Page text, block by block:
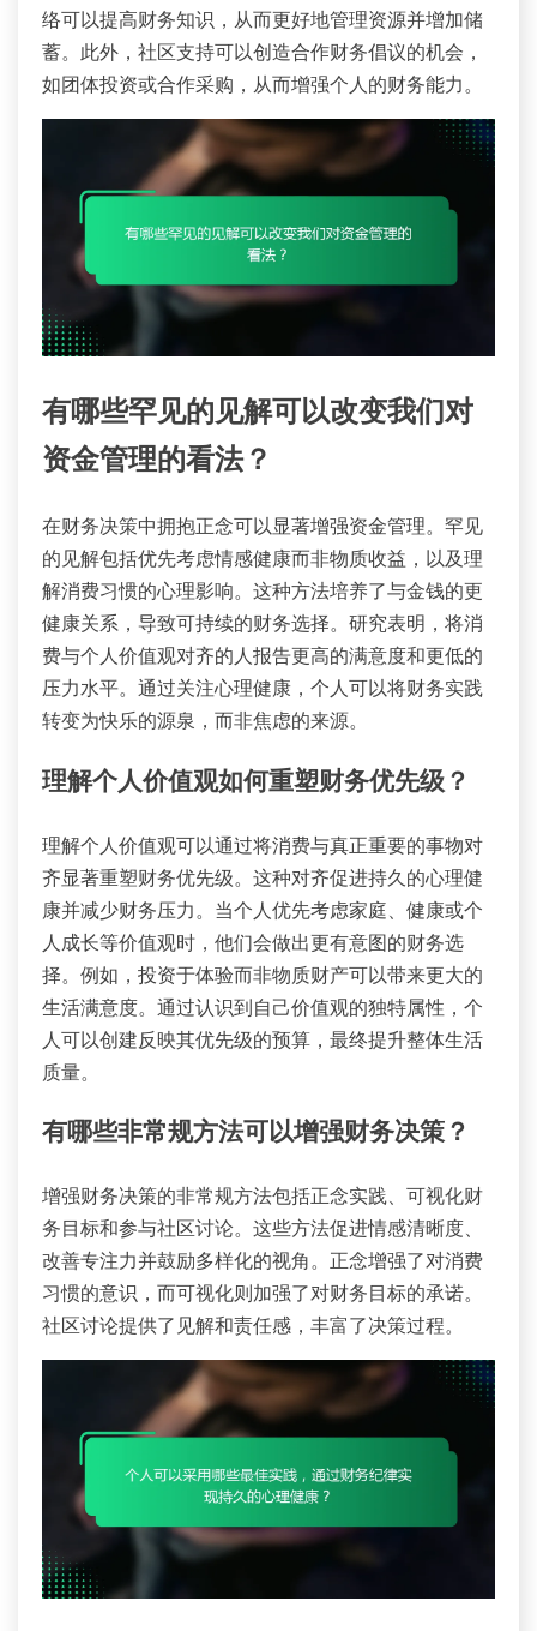
络可以提高财务知识，从而更好地管理资源并增加储
蓄。此外，社区支持可以创造合作财务倡议的机会，
如团体投资或合作采购，从而增强个人的财务能力。
有哪些罕见的见解可以改变我们对
资金管理的看法？
在财务决策中拥抱正念可以显著增强资金管理。罕见
的见解包括优先考虑情感健康而非物质收益，以及理
解消费习惯的心理影响。这种方法培养了与金钱的更
健康关系，导致可持续的财务选择。研究表明，将消
费与个人价值观对齐的人报告更高的满意度和更低的
压力水平。通过关注心理健康，个人可以将财务实践
转变为快乐的源泉，而非焦虑的来源。
理解个人价值观如何重塑财务优先级？
理解个人价值观可以通过将消费与真正重要的事物对
齐显著重塑财务优先级。这种对齐促进持久的心理健
康并减少财务压力。当个人优先考虑家庭、健康或个
人成长等价值观时，他们会做出更有意图的财务选
择。例如，投资于体验而非物质财产可以带来更大的
生活满意度。通过认识到自己价值观的独特属性，个
人可以创建反映其优先级的预算，最终提升整体生活
质量。
有哪些非常规方法可以增强财务决策？
增强财务决策的非常规方法包括正念实践、可视化财
务目标和参与社区讨论。这些方法促进情感清晰度、
改善专注力并鼓励多样化的视角。正念增强了对消费
习惯的意识，而可视化则加强了对财务目标的承诺。
社区讨论提供了见解和责任感，丰富了决策过程。